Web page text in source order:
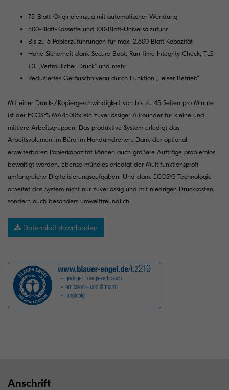
75-Blatt-Originaleinzug mit automatischer Wendung
500-Blatt-Kassette und 100-Blatt-Universalzufuhr
Bis zu 6 Papierzuführungen für max. 2.600 Blatt Kapazität
Hohe Sicherheit dank Secure Boot, Run-time Integrity Check, TLS
1.3, „Vertraulicher Druck“ und mehr
Reduziertes Geräuschniveau durch Funktion „Leiser Betrieb“
Mit einer Druck-/Kopiergeschwindigkeit von bis zu 45 Seiten pro Minute
ist der ECOSYS MA4500fx ein zuverlässiger Allrounder für kleine und
mittlere Arbeitsgruppen. Das produktive System erledigt das
Arbeitsvolumen im Büro im Handumdrehen. Dank der optional
erweiterbaren Papierkapazität können auch größere Aufträge problemlos
bewältigt werden. Ebenso mühelos erledigt der Multifunktionsprofi
umfangreiche Digitalisierungsaufgaben. Und dank ECOSYS-Technologie
arbeitet das System nicht nur zuverlässig und mit niedrigen Druckkosten,
sondern auch besonders umweltfreundlich.
Datenblatt downloaden
Anschrift